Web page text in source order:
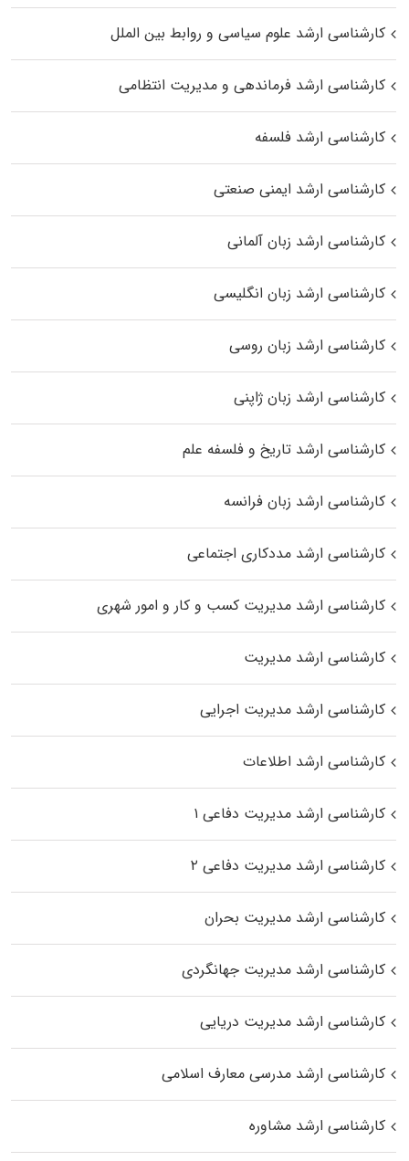
کارشناسی ارشد علوم سیاسی و روابط بین الملل
کارشناسی ارشد فرماندهی و مدیریت انتظامی
کارشناسی ارشد فلسفه
کارشناسی ارشد ایمنی صنعتی
کارشناسی ارشد زبان آلمانی
کارشناسی ارشد زبان انگلیسی
کارشناسی ارشد زبان روسی
کارشناسی ارشد زبان ژاپنی
کارشناسی ارشد تاریخ و فلسفه علم
کارشناسی ارشد زبان فرانسه
کارشناسی ارشد مددکاری اجتماعی
کارشناسی ارشد مدیریت کسب و کار و امور شهری
کارشناسی ارشد مدیریت
کارشناسی ارشد مدیریت اجرایی
کارشناسی ارشد اطلاعات
کارشناسی ارشد مدیریت دفاعی ۱
کارشناسی ارشد مدیریت دفاعی ۲
کارشناسی ارشد مدیریت بحران
کارشناسی ارشد مدیریت جهانگردی
کارشناسی ارشد مدیریت دریایی
کارشناسی ارشد مدرسی معارف اسلامی
کارشناسی ارشد مشاوره